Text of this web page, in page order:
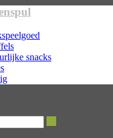
snacks